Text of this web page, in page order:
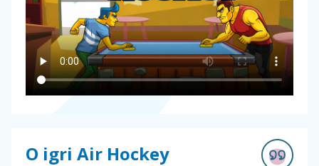
O igri Air Hockey